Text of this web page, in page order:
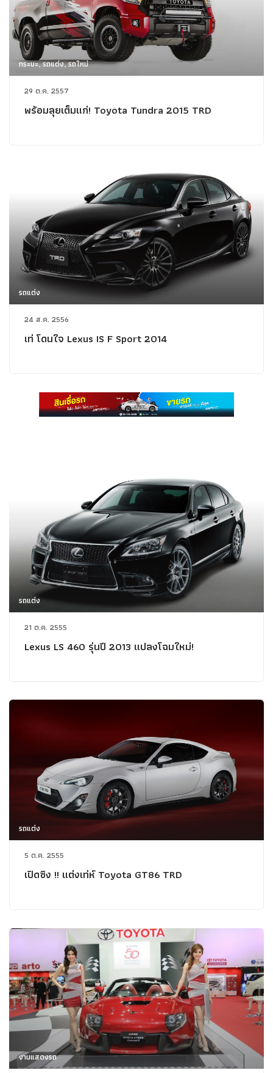
กระบะ, รถแต่ง, รถใหม่
29 ต.ค. 2557
พร้อมลุยเต็มแก่! Toyota Tundra 2015 TRD
รถแต่ง
24 ส.ค. 2556
เท่ โดนใจ Lexus IS F Sport 2014
รถแต่ง
21 ต.ค. 2555
Lexus LS 460 รุ่นปี 2013 แปลงโฉมใหม่!
รถแต่ง
5 ต.ค. 2555
เปิดซิง !! แต่งเท่ห์ Toyota GT86 TRD
งานแสดงรถ